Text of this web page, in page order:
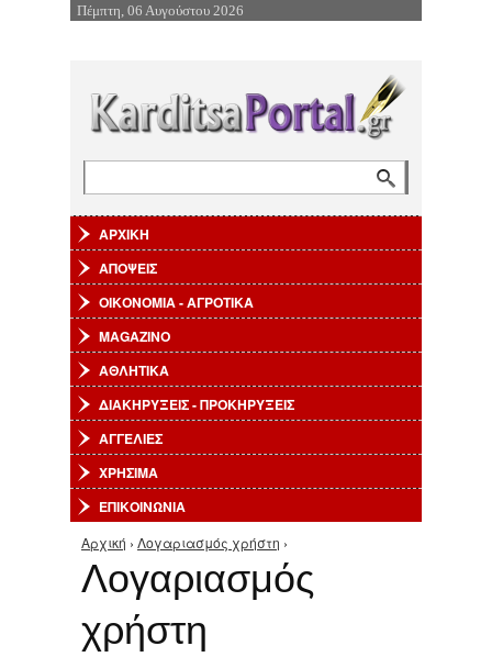
Επιστροφή στην Πλοήγηση
Πέμπτη, 06 Αυγούστου 2026
ΑΡΧΙΚΗ
ΑΠΟΨΕΙΣ
ΟΙΚΟΝΟΜΙΑ - ΑΓΡΟΤΙΚΑ
MAGAZINO
ΑΘΛΗΤΙΚΑ
ΔΙΑΚΗΡΥΞΕΙΣ - ΠΡΟΚΗΡΥΞΕΙΣ
ΑΓΓΕΛΙΕΣ
ΧΡΗΣΙΜΑ
ΕΠΙΚΟΙΝΩΝΙΑ
Είστε εδώ
Αρχική › Λογαριασμός χρήστη ›
Λογαριασμός
χρήστη